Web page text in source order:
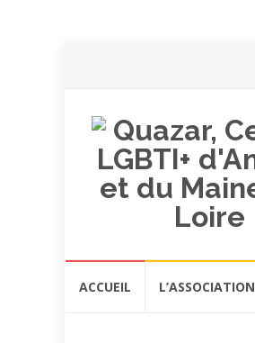
ACCUEIL L’ASSOCIATION